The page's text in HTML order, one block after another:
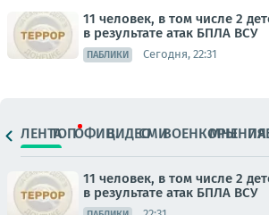
11 человек, в том числе 2
в результате атак БПЛА ВСУ
ПАБЛИКИ Сегодня, 22:31
ЛЕНТАТОПОФИЦ.ВИДЕОСМИВОЕНКОРЫМНЕНИЯ
11 человек, в том числе 2
в результате атак БПЛА ВСУ